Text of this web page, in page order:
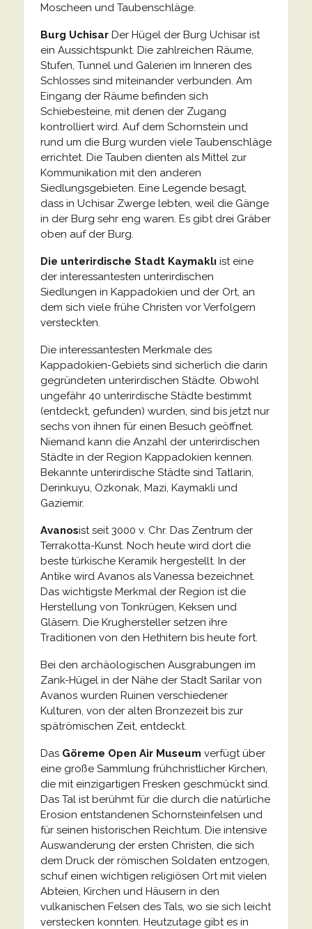
Moscheen und Taubenschläge.
Burg UchisarDer Hügel der Burg Uchisar ist
ein Aussichtspunkt. Die zahlreichen Räume,
Stufen, Tunnel und Galerien im Inneren des
Schlosses sind miteinander verbunden. Am
Eingang der Räume befinden sich
Schiebesteine, mit denen der Zugang
kontrolliert wird. Auf dem Schornstein und
rund um die Burg wurden viele Taubenschläge
errichtet. Die Tauben dienten als Mittel zur
Kommunikation mit den anderen
Siedlungsgebieten. Eine Legende besagt,
dass in Uchisar Zwerge lebten, weil die Gänge
in der Burg sehr eng waren. Es gibt drei Gräber
oben auf der Burg.
Die unterirdische Stadt Kaymaklı ist eine
der interessantesten unterirdischen
Siedlungen in Kappadokien und der Ort, an
dem sich viele frühe Christen vor Verfolgern
versteckten.
Die interessantesten Merkmale des
Kappadokien-Gebiets sind sicherlich die darin
gegründeten unterirdischen Städte. Obwohl
ungefähr 40 unterirdische Städte bestimmt
(entdeckt, gefunden) wurden, sind bis jetzt nur
sechs von ihnen für einen Besuch geöffnet.
Niemand kann die Anzahl der unterirdischen
Städte in der Region Kappadokien kennen.
Bekannte unterirdische Städte sind Tatlarin,
Derinkuyu, Ozkonak, Mazi, Kaymakli und
Gaziemir.
Avanosist seit 3000 v. Chr. Das Zentrum der
Terrakotta-Kunst. Noch heute wird dort die
beste türkische Keramik hergestellt. In der
Antike wird Avanos als Vanessa bezeichnet.
Das wichtigste Merkmal der Region ist die
Herstellung von Tonkrügen, Keksen und
Gläsern. Die Krughersteller setzen ihre
Traditionen von den Hethitern bis heute fort.
Bei den archäologischen Ausgrabungen im
Zank-Hügel in der Nähe der Stadt Sarilar von
Avanos wurden Ruinen verschiedener
Kulturen, von der alten Bronzezeit bis zur
spätrömischen Zeit, entdeckt.
Das Göreme Open Air Museum verfügt über
eine große Sammlung frühchristlicher Kirchen,
die mit einzigartigen Fresken geschmückt sind.
Das Tal ist berühmt für die durch die natürliche
Erosion entstandenen Schornsteinfelsen und
für seinen historischen Reichtum. Die intensive
Auswanderung der ersten Christen, die sich
dem Druck der römischen Soldaten entzogen,
schuf einen wichtigen religiösen Ort mit vielen
Abteien, Kirchen und Häusern in den
vulkanischen Felsen des Tals, wo sie sich leicht
verstecken konnten. Heutzutage gibt es in